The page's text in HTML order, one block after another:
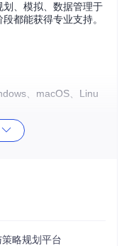
、模拟、数据管理于
都能获得专业支持。
、macOS、Linu
战斗模拟器深
题
复失败？又或者换设
略规划平台